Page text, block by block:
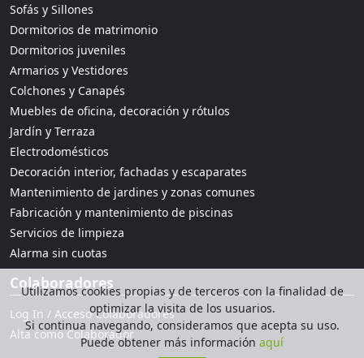
Utilizamos cookies propias y de terceros con la finalidad de
optimizar la visita de los usuarios.
Si continua navegando, consideramos que acepta su uso.
Puede obtener más información aquí
Sofás y Sillones
Dormitorios de matrimonio
Dormitorios juveniles
Armarios y Vestidores
Colchones y Canapés
Muebles de oficina, decoración y rótulos
Jardín y Terraza
Electrodomésticos
Decoración interior, fachadas y escaparates
Mantenimiento de jardines y zonas comunes
Fabricación y mantenimiento de piscinas
Servicios de limpieza
Alarma sin cuotas
Colaboradores
Log In / Acceso Colaboradores
Alta como Colaborador